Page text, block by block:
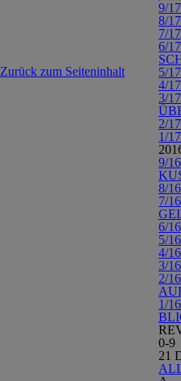
9/
8/
7/
6/
5/
4/
3/
2/
1/
9/
8/
7/
6/
5/
4/
3/
2/
1/
0-9
21
Zurück zum Seiteninhalt